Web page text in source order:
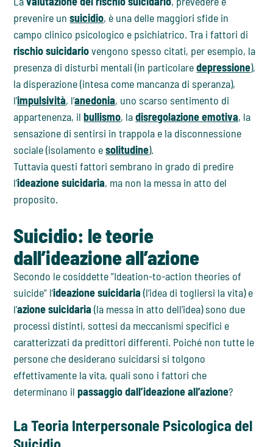
prevenire unsuicidio, è una delle maggiori sfide in
campo clinico psicologico e psichiatrico. Tra i fattori di
rischio suicidariovengono spesso citati, per esempio, la
presenza di disturbi mentali (in particolaredepressione),
la disperazione (intesa come mancanza di speranza),
l’impulsività, l’anedonia, uno scarso sentimento di
appartenenza, ilbullismo, ladisregolazione emotiva, la
sensazione di sentirsi in trappola e la disconnessione
sociale (isolamento esolitudine).
Tuttavia questi fattori sembrano in grado di predire
l’ideazione suicidaria, ma non la messa in atto del
proposito.
Suicidio: le teorie
dall’ideazione all’azione
Secondo le cosiddette “Ideation-to-action theories of
suicide” l’ideazione suicidaria (l’idea di togliersi la vita) e
l’azione suicidaria (la messa in atto dell’idea) sono due
processi distinti, sottesi da meccanismi specifici e
caratterizzati da predittori differenti. Poiché non tutte le
persone che desiderano suicidarsi si tolgono
effettivamente la vita, quali sono i fattori che
determinano ilpassaggio dall’ideazione all’azione?
La Teoria Interpersonale Psicologica del